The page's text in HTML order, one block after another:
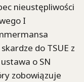
nieustępliwości
I
do TSUE z
o SN
zobowiązuje